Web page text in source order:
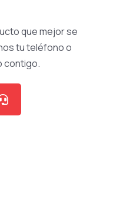
que mejor se
tu teléfono o
contigo.